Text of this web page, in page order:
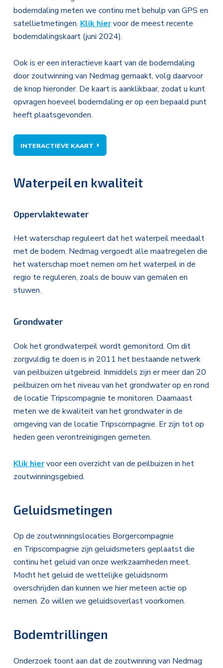
bodemdaling meten we continu met behulp van GPS en
satellietmetingen. Klik hiervoor de meest recente
bodemdalingskaart (juni 2024).
Ook is er een interactieve kaart van de bodemdaling
door zoutwinning van Nedmag gemaakt, volg daarvoor
de knop hieronder. De kaart is aanklikbaar, zodat u kunt
opvragen hoeveel bodemdaling er op een bepaald punt
heeft plaatsgevonden.
INTERACTIEVE KAART
Waterpeil en kwaliteit
Oppervlaktewater
Het waterschap reguleert dat het waterpeil meedaalt
met de bodem. Nedmag vergoedt alle maatregelen die
het waterschap moet nemen om het waterpeil in de
regio te reguleren, zoals de bouw van gemalen en
stuwen.
Grondwater
Ook het grondwaterpeil wordt gemonitord. Om dit
zorgvuldig te doen is in 2011 het bestaande netwerk
van peilbuizen uitgebreid. Inmiddels zijn er meer dan 20
peilbuizen om het niveau van het grondwater op en rond
de locatie Tripscompagnie te monitoren. Daarnaast
meten we de kwaliteit van het grondwater in de
omgeving van de locatie Tripscompagnie. Er zijn tot op
heden geen verontreinigingen gemeten.
Klik hiervoor een overzicht van de peilbuizen in het
zoutwinningsgebied.
Geluidsmetingen
Op de zoutwinningslocaties Borgercompagnie
en Tripscompagnie zijn geluidsmeters geplaatst die
continu het geluid van onze werkzaamheden meet.
Mocht het geluid de wettelijke geluidsnorm
overschrijden dan kunnen we hier meteen actie op
nemen. Zo willen we geluidsoverlast voorkomen.
Bodemtrillingen
Onderzoek toont aan dat de zoutwinning van Nedmag